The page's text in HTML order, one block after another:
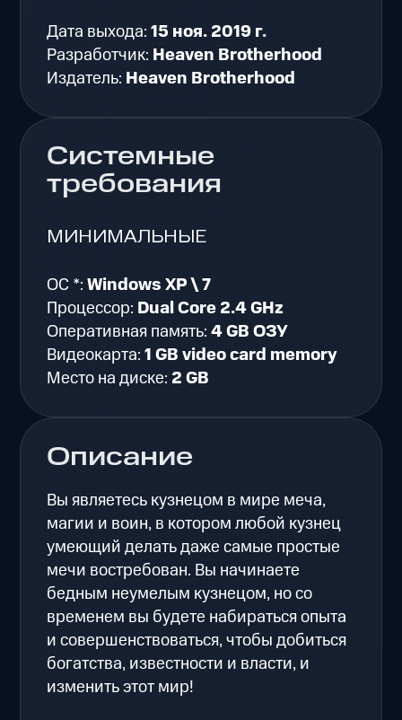
Описание
Вы являетесь кузнецом в мире меча,
магии и воин, в котором любой кузнец
умеющий делать даже самые простые
мечи востребован. Вы начинаете
бедным неумелым кузнецом, но со
временем вы будете набираться опыта
и совершенствоваться, чтобы добиться
богатства, известности и власти, и
изменить этот мир!
Дата выхода:15 ноя. 2019 г.
Разработчик: Heaven Brotherhood
Издатель: Heaven Brotherhood
Системные
требования
МИНИМАЛЬНЫЕ
ОС *:Windows XP \ 7
Процессор: Dual Core 2.4 GHz
Оперативная память:4 GB ОЗУ
Видеокарта:1 GB video card memory
Место на диске: 2 GB